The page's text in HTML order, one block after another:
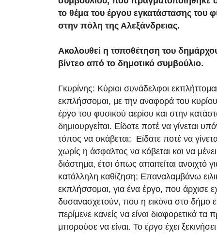
το θέμα του έργου εγκατάστασης του
στην πόλη της Αλεξάνδρειας.
Ακολουθεί η τοποθέτηση του δημάρχου
βίντεο από το δημοτικό συμβούλιο.
Γκυρίνης: Κύριοι συνάδελφοι
εκπλήσσομαι, με την αναφορά του κυρίου
έργο του φυσικού αερίου και στην
δημιουργείται. Είδατε ποτέ να γίνεται
τόπος να σκάβεται; Είδατε ποτέ να
χωρίς η άσφαλτος να κόβεται και να
διάστημα, έτσι όπως απαιτείται ανοιχτό
κατάλληλη καθίζηση; Επαναλαμβάνω
εκπλήσσομαι, για ένα έργο, που άρχισε
δυσανασχετούν, που η εικόνα στο δήμο
περίμενε κανείς να είναι διαφορετικά τα
μπορούσε να είναι. Το έργο έχει